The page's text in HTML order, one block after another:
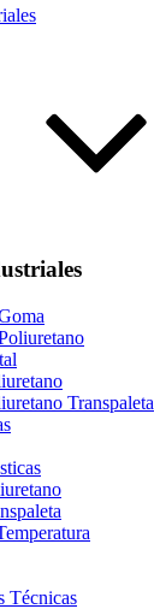
Transpaleta
Técnicas